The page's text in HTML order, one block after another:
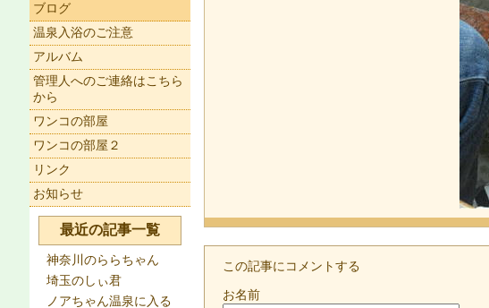
この記事にコメントする
お名前
ブログ
温泉入浴のご注意
アルバム
管理人へのご連絡はこちら
から
ワンコの部屋
ワンコの部屋２
リンク
お知らせ
最近の記事一覧
神奈川のららちゃん
埼玉のしぃ君
ノアちゃん温泉に入る